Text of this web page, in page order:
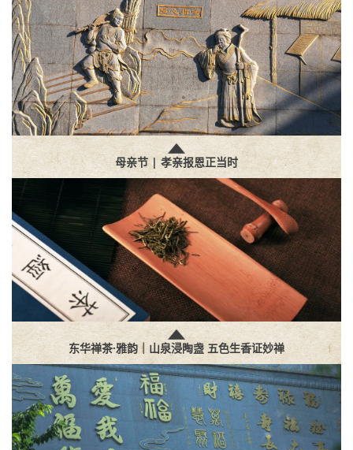
母亲节 | 孝亲报恩正当时
东华禅茶·雅韵｜山泉浸陶盏 五色生香证妙禅